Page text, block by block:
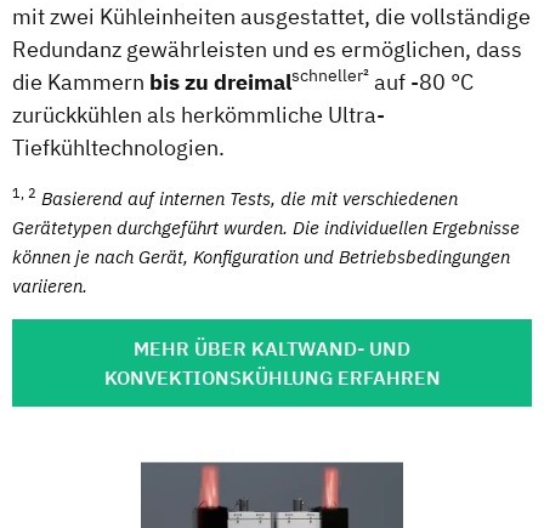
mit zwei Kühleinheiten ausgestattet, die vollständige
Redundanz gewährleisten und es ermöglichen, dass
die Kammern bis zu dreimalschneller² auf -80 °C
zurückkühlen als herkömmliche Ultra-
Tiefkühltechnologien.
1, 2 Basierend auf internen Tests, die mit verschiedenen
Gerätetypen durchgeführt wurden. Die individuellen Ergebnisse
können je nach Gerät, Konfiguration und Betriebsbedingungen
variieren.
MEHR ÜBER KALTWAND- UND
KONVEKTIONSKÜHLUNG ERFAHREN